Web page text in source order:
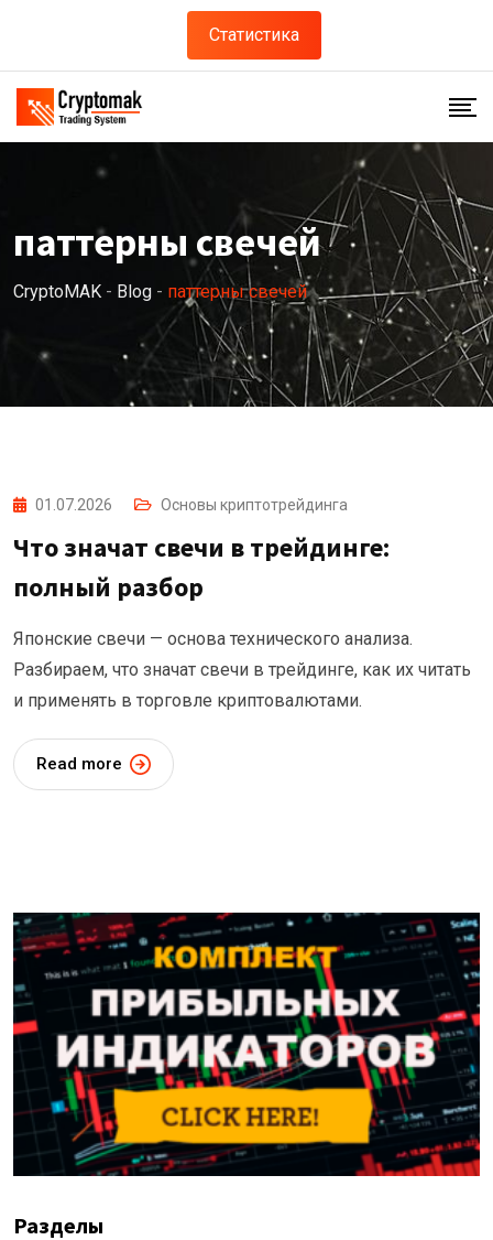
content
Статистика
паттерны свечей
CryptoMAK - Blog - паттерны свечей
01.07.2026 Основы криптотрейдинга
Что значат свечи в трейдинге:
полный разбор
Японские свечи — основа технического анализа.
Разбираем, что значат свечи в трейдинге, как их читать
и применять в торговле криптовалютами.
Read more
Разделы